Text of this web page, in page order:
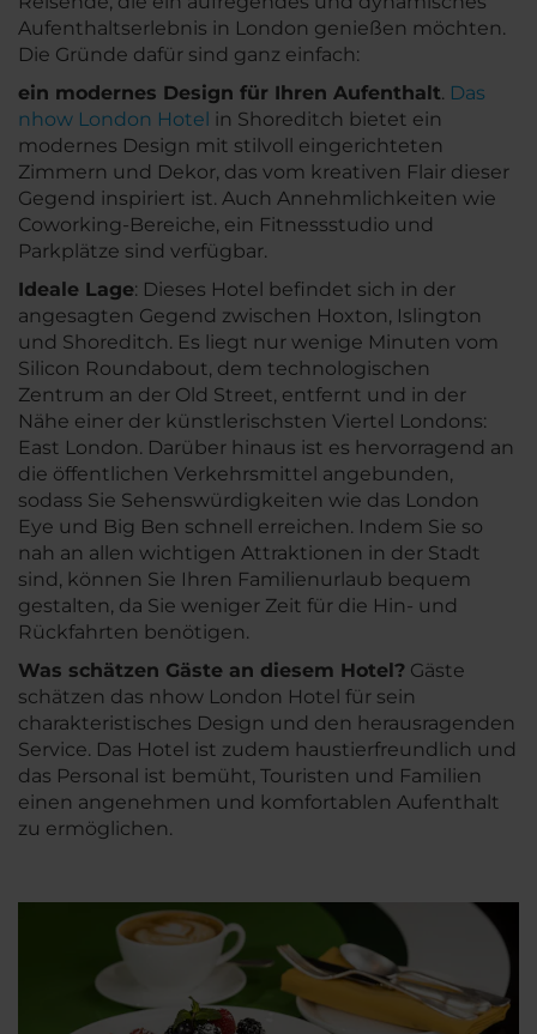
Aufenthaltserlebnis in London genießen möchten.
Die Gründe dafür sind ganz einfach:
ein modernes Design für Ihren Aufenthalt. Das
nhow London Hotel in Shoreditch bietet ein
modernes Design mit stilvoll eingerichteten
Zimmern und Dekor, das vom kreativen Flair dieser
Gegend inspiriert ist. Auch Annehmlichkeiten wie
Coworking-Bereiche, ein Fitnessstudio und
Parkplätze sind verfügbar.
Ideale Lage: Dieses Hotel befindet sich in der
angesagten Gegend zwischen Hoxton, Islington
und Shoreditch. Es liegt nur wenige Minuten vom
Silicon Roundabout, dem technologischen
Zentrum an der Old Street, entfernt und in der
Nähe einer der künstlerischsten Viertel Londons:
East London. Darüber hinaus ist es hervorragend an
die öffentlichen Verkehrsmittel angebunden,
sodass Sie Sehenswürdigkeiten wie das London
Eye und Big Ben schnell erreichen. Indem Sie so
nah an allen wichtigen Attraktionen in der Stadt
sind, können Sie Ihren Familienurlaub bequem
gestalten, da Sie weniger Zeit für die Hin- und
Rückfahrten benötigen.
Was schätzen Gäste an diesem Hotel? Gäste
schätzen das nhow London Hotel für sein
charakteristisches Design und den herausragenden
Service. Das Hotel ist zudem haustierfreundlich und
das Personal ist bemüht, Touristen und Familien
einen angenehmen und komfortablen Aufenthalt
zu ermöglichen.